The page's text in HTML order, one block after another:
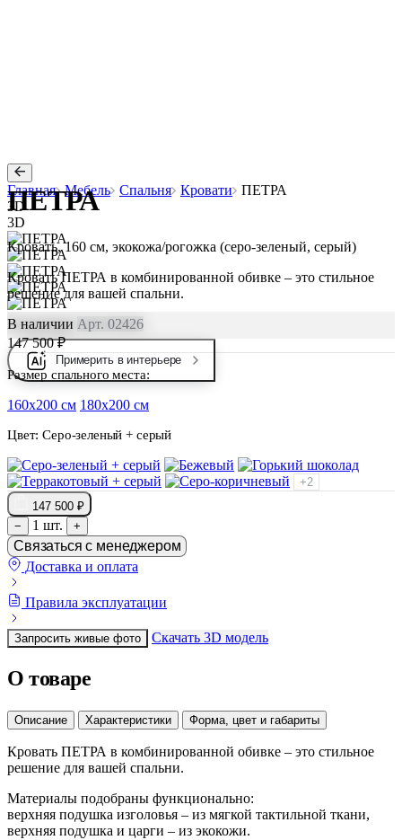
Главная Мебель Спальня Кровати
ПЕТРА
3D
3D
Примерить в интерьере
ПЕТРА
Кровать, 160 см, экокожа/рогожка (серо-зеленый, серый)
Кровать ПЕТРА в комбинированной обивке – это стильное
решение для вашей спальни.
В наличии Арт. 02426
147 500 ₽
Размер спального места:
160х200 см 180х200 см
Цвет: Серо-зеленый + серый
+2
147 500 ₽
−
1 шт. +
Связаться с менеджером
Доставка и оплата
Правила эксплуатации
Запросить живые фото Скачать 3D модель
О товаре
Описание Характеристики Форма, цвет и габариты
Кровать ПЕТРА в комбинированной обивке – это стильное
решение для вашей спальни.
Материалы подобраны функционально:
верхняя подушка изголовья – из мягкой тактильной ткани,
верхняя подушка и царги – из экокожи.